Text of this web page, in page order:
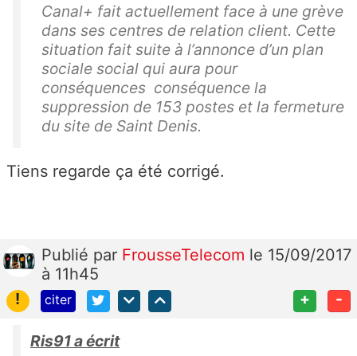
Canal+ fait actuellement face à une grève
dans ses centres de relation client. Cette
situation fait suite à l’annonce d’un plan
sociale social qui aura pour
conséquences conséquence la
suppression de 153 postes et la fermeture
du site de Saint Denis.
Tiens regarde ça été corrigé.
Publié par FrousseTelecom le 15/09/2017
à 11h45
!
citer + -
Ris91 a écrit